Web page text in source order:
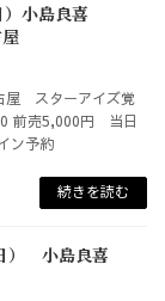
小島良喜
スターアイズ覚
前売5,000円 当日
ン予約
続きを読む
） 小島良喜